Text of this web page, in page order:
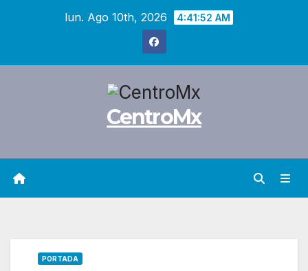
lun. Ago 10th, 2026 4:41:54 AM
CentroMx
PORTADA